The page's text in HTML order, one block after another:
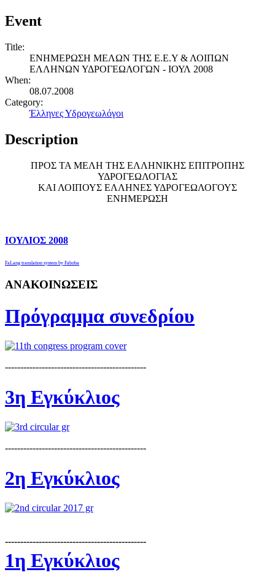
Event
Title:
ΕΝΗΜΕΡΩΣΗ ΜΕΛΩΝ ΤΗΣ Ε.Ε.Υ & ΛΟΙΠΩΝ
ΕΛΛΗΝΩΝ ΥΔΡΟΓΕΩΛΟΓΩΝ - ΙΟΥΛ 2008
When:
08.07.2008
Category:
Έλληνες Υδρογεωλόγοι
Description
ΠΡΟΣ ΤΑ ΜΕΛΗ ΤΗΣ ΕΛΛΗΝΙΚΗΣ ΕΠΙΤΡΟΠΗΣ
ΥΔΡΟΓΕΩΛΟΓΙΑΣ
ΚΑΙ ΛΟΙΠΟΥΣ ΕΛΛΗΝΕΣ ΥΔΡΟΓΕΩΛΟΓΟΥΣ
ΕΝΗΜΕΡΩΣΗ
ΙΟΥΛΙΟΣ 2008
FaLang translation system by Faboba
ΑΝΑΚΟΙΝΩΣΕΙΣ
Πρόγραμμα συνεδρίου
----------------------------------------------
3η Εγκύκλιος
----------------------------------------------
2η Εγκύκλιος
----------------------------------------------
1η Εγκύκλιος